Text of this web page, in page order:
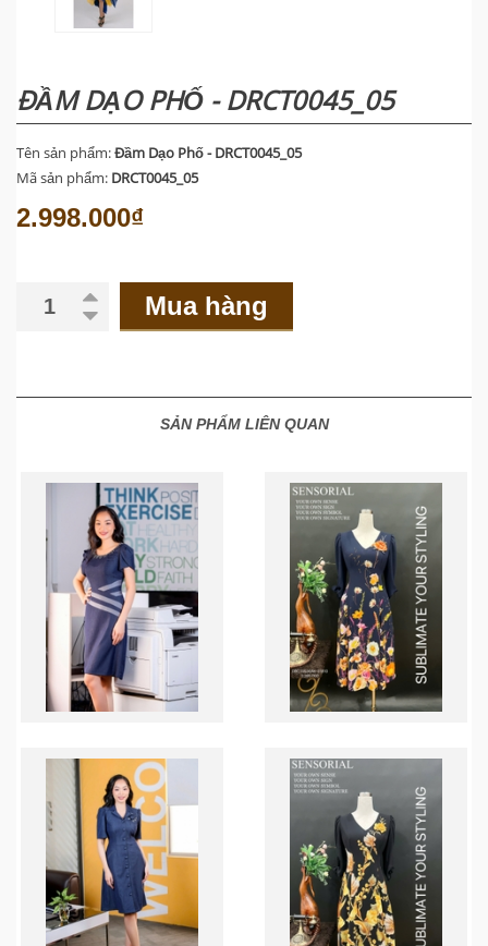
ĐẦM DẠO PHỐ - DRCT0045_05
Tên sản phẩm:Đầm Dạo Phố - DRCT0045_05
Mã sản phẩm: DRCT0045_05
2.998.000₫
Mua hàng
SẢN PHẨM LIÊN QUAN